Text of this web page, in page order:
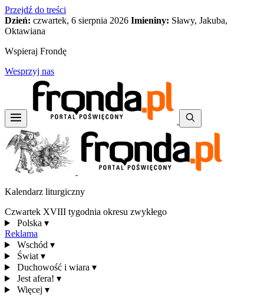
Przejdź do treści
Dzień: czwartek, 6 sierpnia 2026 Imieniny: Sławy, Jakuba,
Oktawiana
Wspieraj Frondę
Wesprzyj nas
Kalendarz liturgiczny
Czwartek XVIII tygodnia okresu zwykłego
Polska ▾
Reklama
Wschód ▾
Świat ▾
Duchowość i wiara ▾
Jest afera! ▾
Więcej ▾